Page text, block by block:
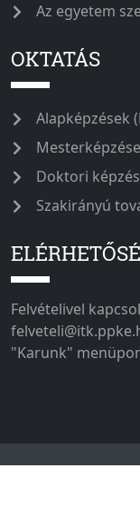
Az egyetem
OKTATÁS
Alapképzések
Doktori
Szakirányú
Felvételivel
"Karunk"